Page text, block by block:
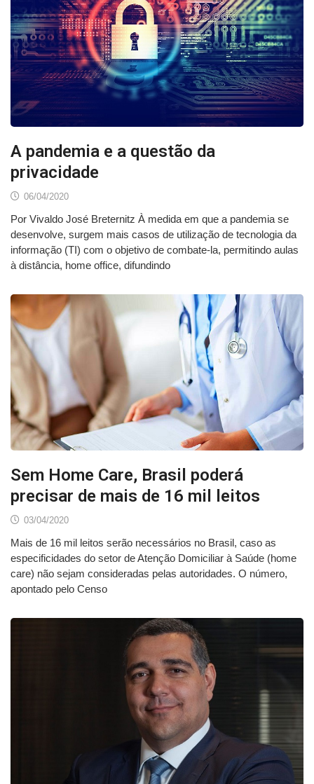
A pandemia e a questão da
privacidade
06/04/2020
Por Vivaldo José Breternitz À medida em que a pandemia se
desenvolve, surgem mais casos de utilização de tecnologia da
informação (TI) com o objetivo de combate-la, permitindo aulas
à distância, home office, difundindo
Sem Home Care, Brasil poderá
precisar de mais de 16 mil leitos
03/04/2020
Mais de 16 mil leitos serão necessários no Brasil, caso as
especificidades do setor de Atenção Domiciliar à Saúde (home
care) não sejam consideradas pelas autoridades. O número,
apontado pelo Censo